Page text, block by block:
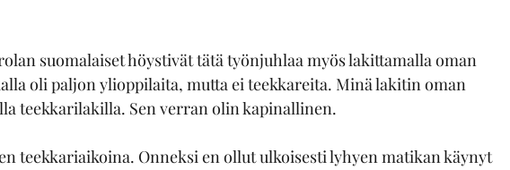
suomalaiset höystivät tätä työnjuhlaa myös lakittamalla oman
oli paljon ylioppilaita, mutta ei teekkareita. Minä lakitin oman
teekkarilakilla. Sen verran olin kapinallinen.
teekkariaikoina. Onneksi en ollut ulkoisesti lyhyen matikan käynyt